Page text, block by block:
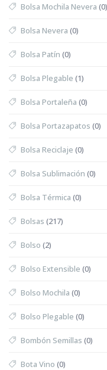
Bolsa Mochila Nevera (0)
Bolsa Nevera (0)
Bolsa Patín (0)
Bolsa Plegable (1)
Bolsa Portaleña (0)
Bolsa Portazapatos (0)
Bolsa Reciclaje (0)
Bolsa Sublimación (0)
Bolsa Térmica (0)
Bolsas (217)
Bolso (2)
Bolso Extensible (0)
Bolso Mochila (0)
Bolso Plegable (0)
Bombón Semillas (0)
Bota Vino (0)